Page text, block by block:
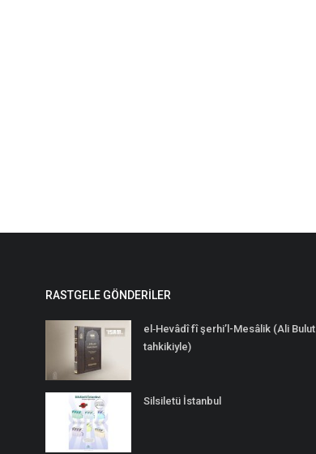
RASTGELE GÖNDERILER
el‑Hevâdî fî şerhi’l-Mesâlik (Ali Bulut
tahkikiyle)
Silsiletü İstanbul